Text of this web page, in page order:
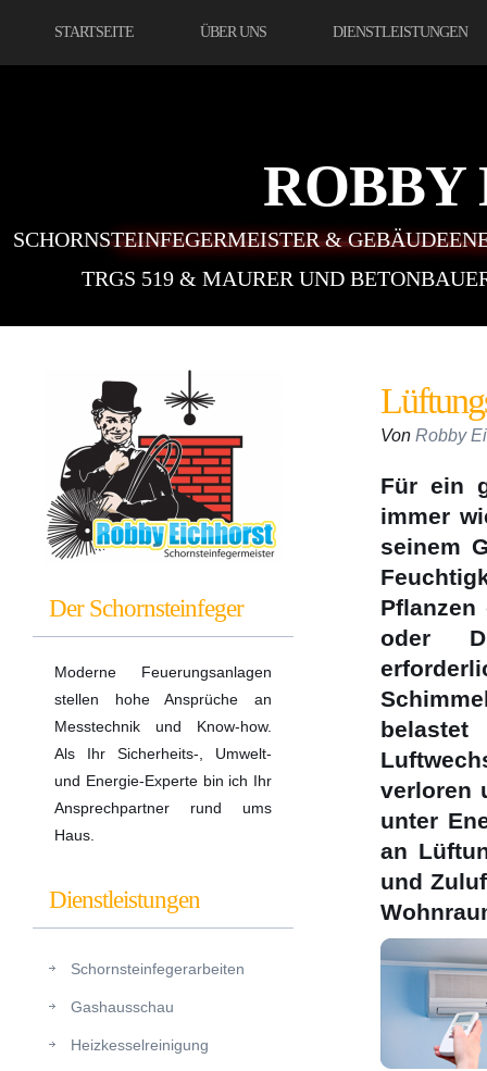
STARTSEITE ÜBER UNS DIENSTLEISTUNGEN
ROBBY
SCHORNSTEINFEGERMEISTER &
TRGS 519 & MAURER UND
Von Robby
Für ein
immer
seinem
Pflanzen
oder
verloren
unter
an
und
Der Schornsteinfeger
Moderne Feuerungsanlagen
stellen hohe Ansprüche an
Messtechnik und Know-how.
Als Ihr Sicherheits-, Umwelt-
und Energie-Experte bin ich Ihr
Ansprechpartner rund ums
Haus.
Dienstleistungen
Schornsteinfegerarbeiten
Gashausschau
Heizkesselreinigung